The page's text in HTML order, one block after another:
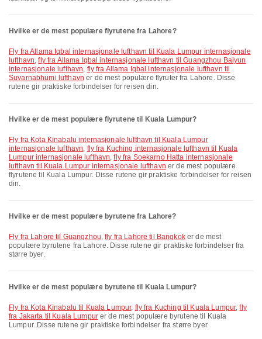
Hvilke er de mest populære flyrutene fra Lahore?
fly fra Allama Iqbal internasjonale lufthavn til Kuala Lumpur internasjonale
lufthavn,fly fra Allama Iqbal internasjonale lufthavn til Guangzhou Baiyun
internasjonale lufthavn, fly fra Allama Iqbal internasjonale lufthavn til
Suvarnabhumi lufthavn er de mest populære flyruter fra Lahore. Disse
rutene gir praktiske forbindelser for reisen din.
Hvilke er de mest populære flyrutene til Kuala Lumpur?
fly fra Kota Kinabalu internasjonale lufthavn til Kuala Lumpur
internasjonale lufthavn, fly fra Kuching internasjonale lufthavn til Kuala
Lumpur internasjonale lufthavn,fly fra Soekarno Hatta internasjonale
lufthavn til Kuala Lumpur internasjonale lufthavn er de mest populære
flyrutene til Kuala Lumpur. Disse rutene gir praktiske forbindelser for reisen
din.
Hvilke er de mest populære byrutene fra Lahore?
fly fra Lahore til Guangzhou,fly fra Lahore til Bangkoker de mest
populære byrutene fra Lahore. Disse rutene gir praktiske forbindelser fra
større byer.
Hvilke er de mest populære byrutene til Kuala Lumpur?
fly fra Kota Kinabalu til Kuala Lumpur, fly fra Kuching til Kuala Lumpur,fly
fra Jakarta til Kuala Lumpurer de mest populære byrutene til Kuala
Lumpur. Disse rutene gir praktiske forbindelser fra større byer.